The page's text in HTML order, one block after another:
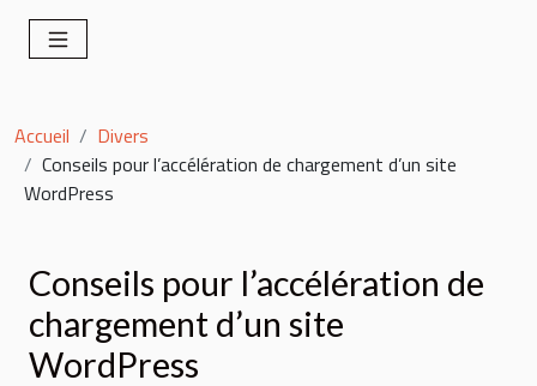
Accueil
Divers
Conseils pour l’accélération de chargement d’un site
WordPress
Conseils pour l’accélération de
chargement d’un site
WordPress